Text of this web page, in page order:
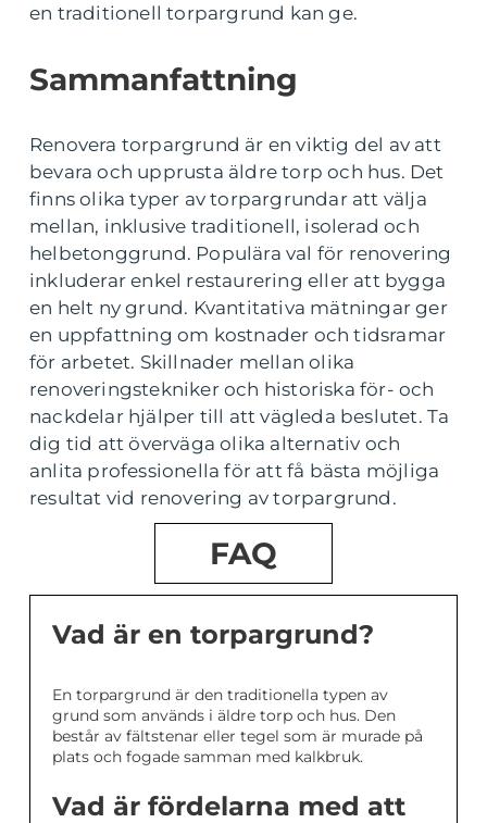
en traditionell torpargrund kan ge.
Sammanfattning
Renovera torpargrund är en viktig del av att
bevara och upprusta äldre torp och hus. Det
finns olika typer av torpargrundar att välja
mellan, inklusive traditionell, isolerad och
helbetonggrund. Populära val för renovering
inkluderar enkel restaurering eller att bygga
en helt ny grund. Kvantitativa mätningar ger
en uppfattning om kostnader och tidsramar
för arbetet. Skillnader mellan olika
renoveringstekniker och historiska för- och
nackdelar hjälper till att vägleda beslutet. Ta
dig tid att överväga olika alternativ och
anlita professionella för att få bästa möjliga
resultat vid renovering av torpargrund.
FAQ
Vad är en torpargrund?
En torpargrund är den traditionella typen av
grund som används i äldre torp och hus. Den
består av fältstenar eller tegel som är murade på
plats och fogade samman med kalkbruk.
Vad är fördelarna med att